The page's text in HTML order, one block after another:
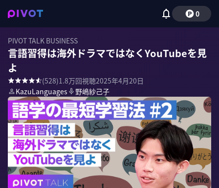
0
PIVOT TALK BUSINESS
言語習得は海外ドラマではなくYouTubeを見
よ
(528)1.8万回視聴2025年4月20日
KazuLanguages
野嶋紗己子